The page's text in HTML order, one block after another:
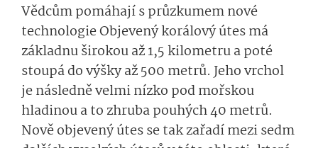
Vědcům pomáhají s průzkumem nové
technologie Objevený korálový útes má
základnu širokou až 1,5 kilometru a poté
stoupá do výšky až 500 metrů. Jeho vrchol
je následně velmi nízko pod mořskou
hladinou a to zhruba pouhých 40 metrů.
Nově objevený útes se tak zařadí mezi sedm